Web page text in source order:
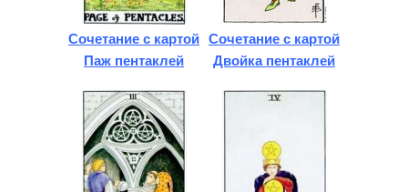
Сочетание с картой
Паж пентаклей
Сочетание с картой
Двойка пентаклей